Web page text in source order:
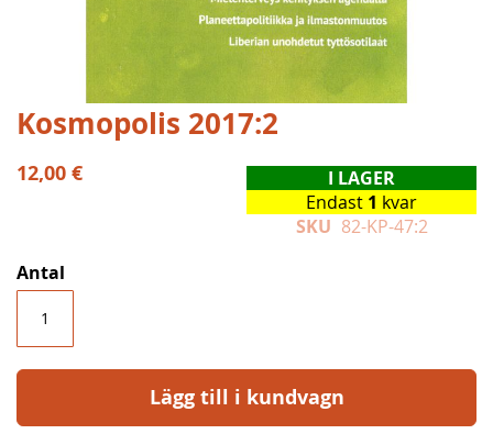
Hoppa
till
början
av
Kosmopolis 2017:2
12,00 €
I LAGER
Endast 1 kvar
SKU 82-KP-47:2
Antal
Lägg till i kundvagn